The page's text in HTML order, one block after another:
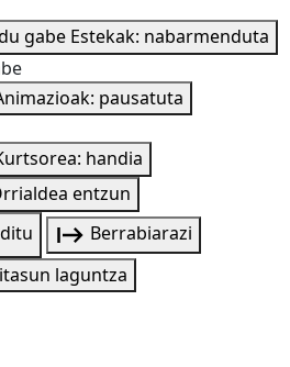
gabe Estekak: nabarmenduta
pausatuta
handia
entzun
Berrabiarazi
laguntza